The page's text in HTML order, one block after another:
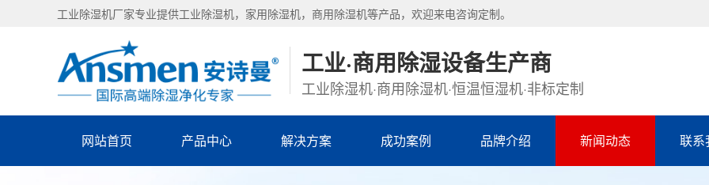
工业除湿机厂家专业提供工业除湿机，家用除湿机，商用除湿机等产品，欢迎来电咨询定制。
工业·商用除湿设备生产商
工业除湿机·商用除湿机·恒温恒湿机·非标定制
网站首页 产品中心 解决方案 成功案例 品牌介绍 新闻动态 联系